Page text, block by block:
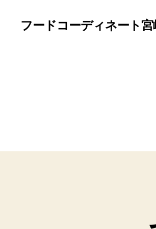
フードコーディネート宮